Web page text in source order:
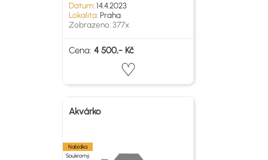
Datum:14.4.2023
Lokalita:Praha
Zobrazeno: 377x
Cena: 4 500,- Kč
Akvárko
Nabídka
Soukromý